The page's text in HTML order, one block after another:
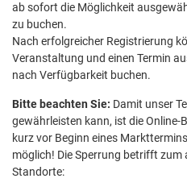
ab sofort die Möglichkeit
zu buchen.
Nach erfolgreicher Registrierung
Veranstaltung und einen Termin
nach Verfügbarkeit buchen.
Bitte beachten Sie: Damit unser
gewährleisten kann, ist die
kurz vor Beginn eines
möglich! Die Sperrung betrifft
Standorte: